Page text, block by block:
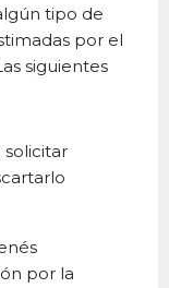
tipo de
por el
siguientes
solicitar
por la